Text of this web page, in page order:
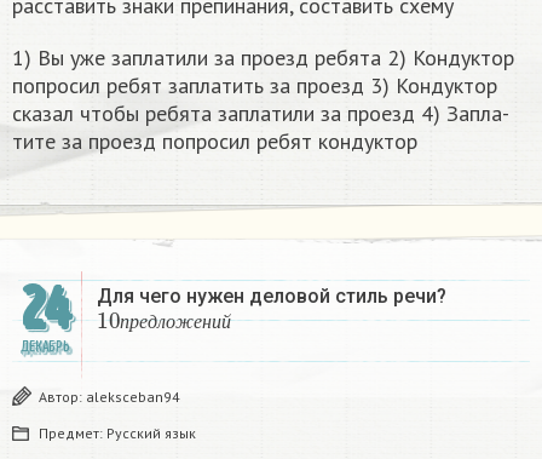
расставить знаки препинания, составить схему
1) Вы уже за­пла­ти­ли за про­езд ре­бя­та 2) Кон­дук­тор
по­про­сил ребят за­пла­тить за про­езд 3) Кон­дук­тор
ска­зал чтобы ре­бя­та за­пла­ти­ли за про­езд 4) За­пла­
ти­те за про­езд по­про­сил ребят кон­дук­тор​
24
ДЕКАБРЬ
Для чего нужен деловой стиль речи?
пре дложений
10п редложен ий
Автор: aleksceban94
Предмет: Русский язык